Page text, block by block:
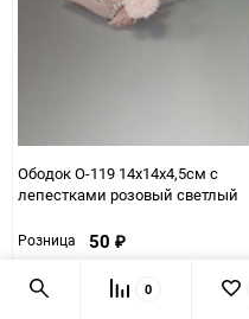
Ободок О-119 14х14х4,5см с
лепестками розовый светлый
Розница 50 ₽
Артикул: 000806980